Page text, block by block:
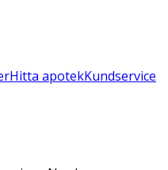
Hitta apotekKundservice